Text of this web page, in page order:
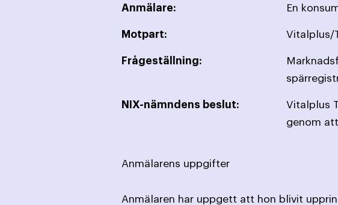
Anmälare: En
Motpart: Vitalplus/
Frågeställning:
NIX-nämndens beslut:
Vitalplus
genom
Anmälarens uppgifter
Anmälaren har uppgett att hon blivit